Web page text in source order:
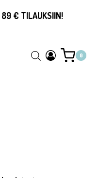
89 € TILAUKSIIN!
0
Activate the Näytä lisää